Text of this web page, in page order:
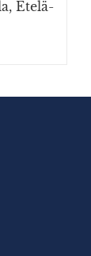
Etelä-